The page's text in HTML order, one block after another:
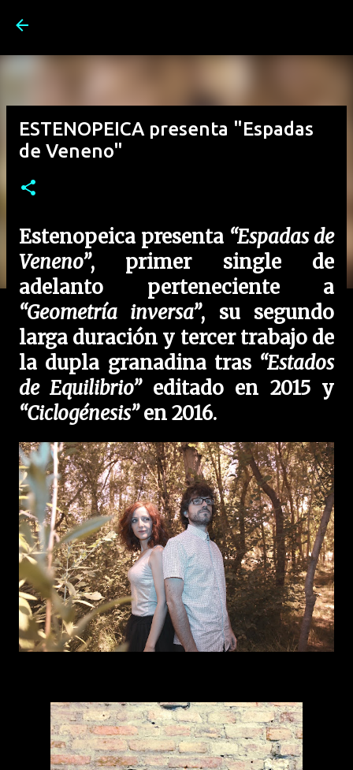
ESTENOPEICA presenta "Espadas
de Veneno"
Estenopeica presenta “Espadas de
Veneno”, primer single de
adelanto perteneciente a
“Geometría inversa”, su segundo
larga duración y tercer trabajo de
la dupla granadina tras “Estados
de Equilibrio”editado en 2015 y
“Ciclogénesis”en 2016.